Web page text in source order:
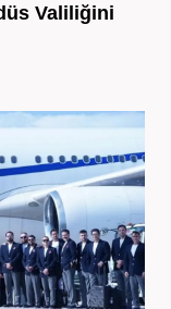
Valiliğini